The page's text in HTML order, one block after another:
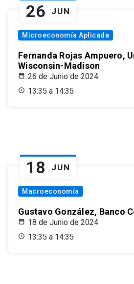
26 JUN
Microeconomía Aplicada
Fernanda Rojas Ampuero,
Wisconsin-Madison
26 de Junio de 2024
13:35 a 14:35
18 JUN
Macroeconomía
Gustavo González, Banco
18 de Junio de 2024
13:35 a 14:35